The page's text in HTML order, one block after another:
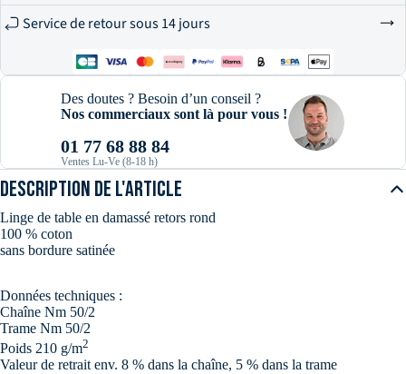
Service de retour sous 14 jours
Des doutes ? Besoin d’un conseil ?
Nos commerciaux sont là pour vous !
01 77 68 88 84
Ventes Lu-Ve (8-18 h)
DESCRIPTION DE L'ARTICLE
Linge de table en damassé retors rond
100 % coton
sans bordure satinée
Données techniques :
Chaîne Nm 50/2
Trame Nm 50/2
Poids 210 g/m2
Valeur de retrait env. 8 % dans la chaîne, 5 % dans la trame